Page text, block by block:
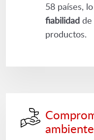
58 países,
fiabilidad
productos.
ambiente